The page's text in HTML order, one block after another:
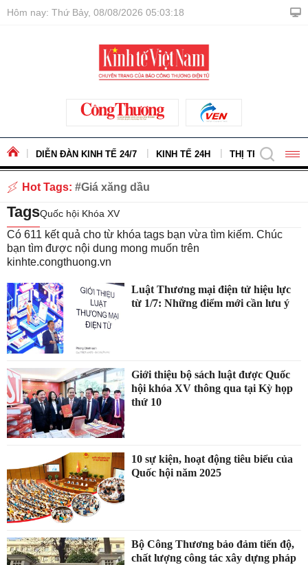
Hôm nay: Thứ Bảy, 08/08/2026 05:03:19
DIỄN ĐÀN KINH TẾ 24/7 KINH TẾ 24H THỊ TRƯỜNG -
Hot Tags: Giá xăng dầu
TagsQuốc hội Khóa XV
Có 611 kết quả cho từ khóa tags bạn vừa tìm kiếm. Chúc
bạn tìm được nội dung mong muốn trên
kinhte.congthuong.vn
Luật Thương mại điện tử hiệu lực
từ 1/7: Những điểm mới cần lưu ý
Giới thiệu bộ sách luật được Quốc
hội khóa XV thông qua tại Kỳ họp
thứ 10
10 sự kiện, hoạt động tiêu biểu của
Quốc hội năm 2025
Bộ Công Thương bảo đảm tiến độ,
chất lượng công tác xây dựng pháp